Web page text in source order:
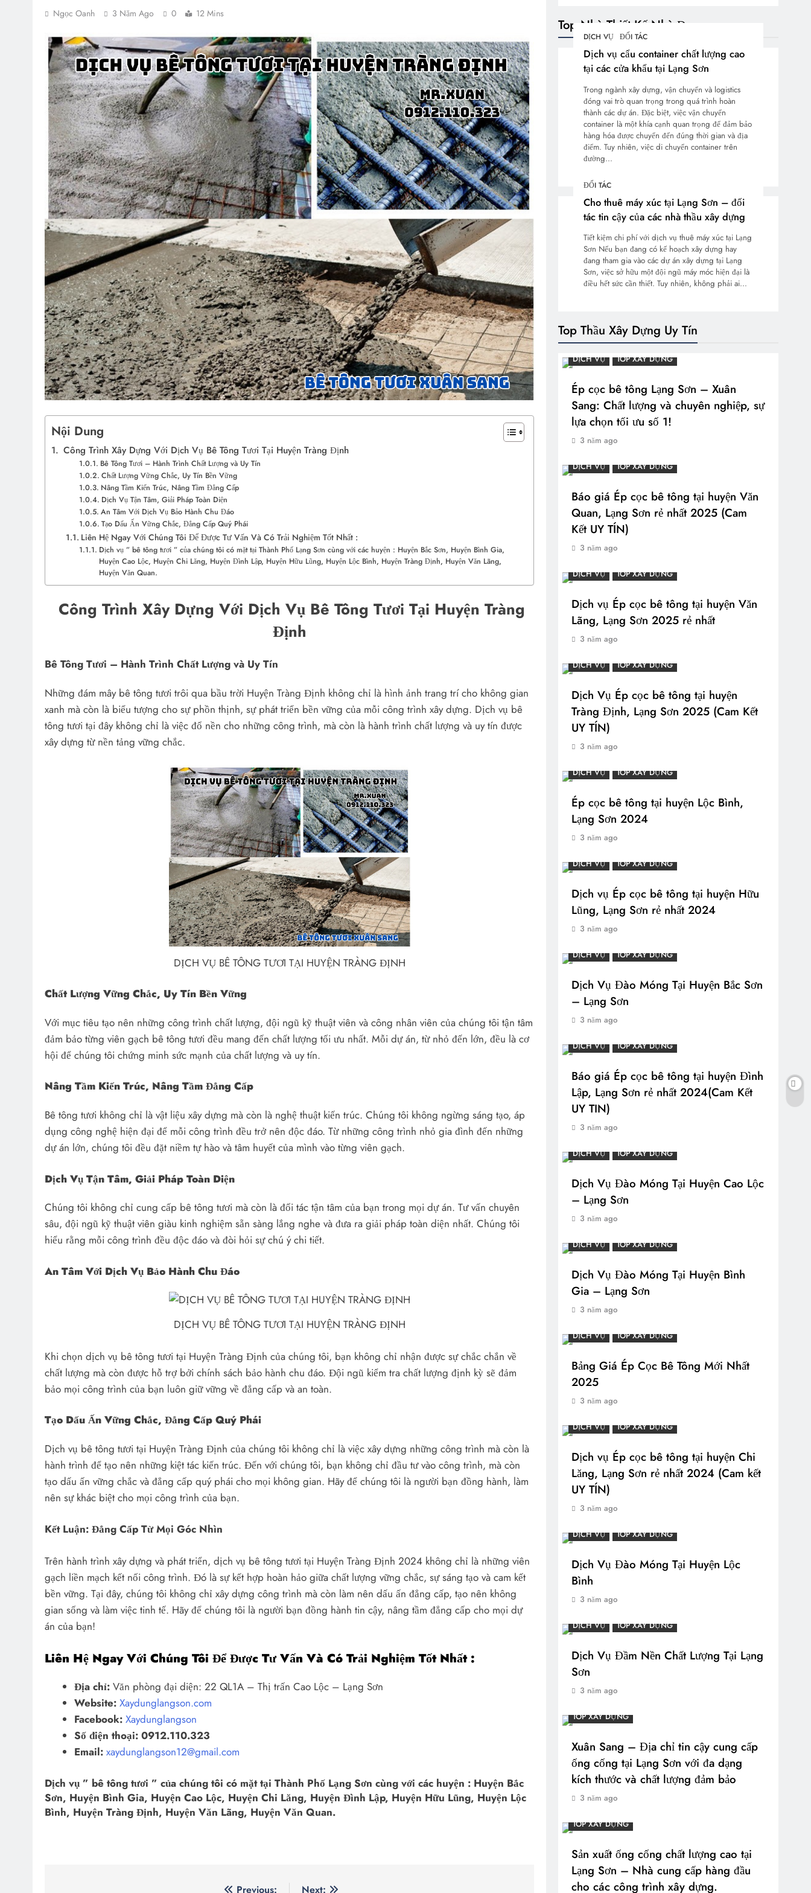
Ngọc Oanh 3 Năm Ago 0 12 Mins
Nội Dung
Công Trình Xây Dựng Với Dịch Vụ Bê Tông Tươi Tại Huyện Tràng Định
Bê Tông Tươi – Hành Trình Chất Lượng và Uy Tín
Chất Lượng Vững Chắc, Uy Tín Bền Vững
Nâng Tầm Kiến Trúc, Nâng Tầm Đẳng Cấp
Dịch Vụ Tận Tâm, Giải Pháp Toàn Diện
An Tâm Với Dịch Vụ Bảo Hành Chu Đáo
Tạo Dấu Ấn Vững Chắc, Đẳng Cấp Quý Phái
Liên Hệ Ngay Với Chúng Tôi Để Được Tư Vấn Và Có Trải Nghiệm Tốt Nhất :
Dịch vụ ” bê tông tươi ” của chúng tôi có mặt tại Thành Phố Lạng Sơn cùng với các huyện : Huyện Bắc Sơn, Huyện Bình Gia,
Huyện Cao Lộc, Huyện Chi Lăng, Huyện Đình Lập, Huyện Hữu Lũng, Huyện Lộc Bình, Huyện Tràng Định, Huyện Văn Lãng,
Huyện Văn Quan.
Công Trình Xây Dựng Với Dịch Vụ Bê Tông Tươi Tại Huyện Tràng
Định
Bê Tông Tươi – Hành Trình Chất Lượng và Uy Tín
Những đám mây bê tông tươi trôi qua bầu trời Huyện Tràng Định không chỉ là hình ảnh trang trí cho không gian
xanh mà còn là biểu tượng cho sự phồn thịnh, sự phát triển bền vững của mỗi công trình xây dựng. Dịch vụ bê
tông tươi tại đây không chỉ là việc đổ nền cho những công trình, mà còn là hành trình chất lượng và uy tín được
xây dựng từ nền tảng vững chắc.
DỊCH VỤ BÊ TÔNG TƯƠI TẠI HUYỆN TRÀNG ĐỊNH
Chất Lượng Vững Chắc, Uy Tín Bền Vững
Với mục tiêu tạo nên những công trình chất lượng, đội ngũ kỹ thuật viên và công nhân viên của chúng tôi tận tâm
đảm bảo từng viên gạch bê tông tươi đều mang đến chất lượng tối ưu nhất. Mỗi dự án, từ nhỏ đến lớn, đều là cơ
hội để chúng tôi chứng minh sức mạnh của chất lượng và uy tín.
Nâng Tầm Kiến Trúc, Nâng Tầm Đẳng Cấp
Bê tông tươi không chỉ là vật liệu xây dựng mà còn là nghệ thuật kiến trúc. Chúng tôi không ngừng sáng tạo, áp
dụng công nghệ hiện đại để mỗi công trình đều trở nên độc đáo. Từ những công trình nhỏ gia đình đến những
dự án lớn, chúng tôi đều đặt niềm tự hào và tâm huyết của mình vào từng viên gạch.
Dịch Vụ Tận Tâm, Giải Pháp Toàn Diện
Chúng tôi không chỉ cung cấp bê tông tươi mà còn là đối tác tận tâm của bạn trong mọi dự án. Tư vấn chuyên
sâu, đội ngũ kỹ thuật viên giàu kinh nghiệm sẵn sàng lắng nghe và đưa ra giải pháp toàn diện nhất. Chúng tôi
hiểu rằng mỗi công trình đều độc đáo và đòi hỏi sự chú ý chi tiết.
An Tâm Với Dịch Vụ Bảo Hành Chu Đáo
DỊCH VỤ BÊ TÔNG TƯƠI TẠI HUYỆN TRÀNG ĐỊNH
Khi chọn dịch vụ bê tông tươi tại Huyện Tràng Định của chúng tôi, bạn không chỉ nhận được sự chắc chắn về
chất lượng mà còn được hỗ trợ bởi chính sách bảo hành chu đáo. Đội ngũ kiểm tra chất lượng định kỳ sẽ đảm
bảo mọi công trình của bạn luôn giữ vững về đẳng cấp và an toàn.
Tạo Dấu Ấn Vững Chắc, Đẳng Cấp Quý Phái
Dịch vụ bê tông tươi tại Huyện Tràng Định của chúng tôi không chỉ là việc xây dựng những công trình mà còn là
hành trình để tạo nên những kiệt tác kiến trúc. Đến với chúng tôi, bạn không chỉ đầu tư vào công trình, mà còn
tạo dấu ấn vững chắc và đẳng cấp quý phái cho mọi không gian. Hãy để chúng tôi là người bạn đồng hành, làm
nên sự khác biệt cho mọi công trình của bạn.
Kết Luận: Đẳng Cấp Từ Mọi Góc Nhìn
Trên hành trình xây dựng và phát triển, dịch vụ bê tông tươi tại Huyện Tràng Định 2024 không chỉ là những viên
gạch liền mạch kết nối công trình. Đó là sự kết hợp hoàn hảo giữa chất lượng vững chắc, sự sáng tạo và cam kết
bền vững. Tại đây, chúng tôi không chỉ xây dựng công trình mà còn làm nên dấu ấn đẳng cấp, tạo nên không
gian sống và làm việc tinh tế. Hãy để chúng tôi là người bạn đồng hành tin cậy, nâng tầm đẳng cấp cho mọi dự
án của bạn!
Liên Hệ Ngay Với Chúng Tôi Để Được Tư Vấn Và Có Trải Nghiệm Tốt Nhất :
Địa chỉ:Văn phòng đại diện: 22 QL1A – Thị trấn Cao Lộc – Lạng Sơn
Website: Xaydunglangson.com
Facebook: Xaydunglangson
Số điện thoại: 0912.110.323
Email: xaydunglangson12@gmail.com
Dịch vụ ” bê tông tươi ” của chúng tôi có mặt tại Thành Phố Lạng Sơn cùng với các huyện : Huyện Bắc
Sơn, Huyện Bình Gia, Huyện Cao Lộc, Huyện Chi Lăng, Huyện Đình Lập, Huyện Hữu Lũng, Huyện Lộc
Bình, Huyện Tràng Định, Huyện Văn Lãng, Huyện Văn Quan.
Previous: Next:
Top Nhà Thiết Kế Nhà Đẹp
DỊCH VỤ ĐỐI TÁC
Dịch vụ cẩu container chất lượng cao
tại các cửa khẩu tại Lạng Sơn
Trong ngành xây dựng, vận chuyển và logistics
đóng vai trò quan trọng trong quá trình hoàn
thành các dự án. Đặc biệt, việc vận chuyển
container là một khía cạnh quan trọng để đảm bảo
hàng hóa được chuyển đến đúng thời gian và địa
điểm. Tuy nhiên, việc di chuyển container trên
đường…
ĐỐI TÁC
Cho thuê máy xúc tại Lạng Sơn – đối
tác tin cậy của các nhà thầu xây dựng
Tiết kiệm chi phí với dịch vụ thuê máy xúc tại Lạng
Sơn Nếu bạn đang có kế hoạch xây dựng hay
đang tham gia vào các dự án xây dựng tại Lạng
Sơn, việc sở hữu một đội ngũ máy móc hiện đại là
điều hết sức cần thiết. Tuy nhiên, không phải ai…
Top Thầu Xây Dựng Uy Tín
DỊCH VỤ TOP XÂY DỰNG
Ép cọc bê tông Lạng Sơn – Xuân
Sang: Chất lượng và chuyên nghiệp, sự
lựa chọn tối ưu số 1!
3 năm ago
DỊCH VỤ TOP XÂY DỰNG
Báo giá Ép cọc bê tông tại huyện Văn
Quan, Lạng Sơn rẻ nhất 2025 (Cam
Kết UY TÍN)
3 năm ago
DỊCH VỤ TOP XÂY DỰNG
Dịch vụ Ép cọc bê tông tại huyện Văn
Lãng, Lạng Sơn 2025 rẻ nhất
3 năm ago
DỊCH VỤ TOP XÂY DỰNG
Dịch Vụ Ép cọc bê tông tại huyện
Tràng Định, Lạng Sơn 2025 (Cam Kết
UY TÍN)
3 năm ago
DỊCH VỤ TOP XÂY DỰNG
Ép cọc bê tông tại huyện Lộc Bình,
Lạng Sơn 2024
3 năm ago
DỊCH VỤ TOP XÂY DỰNG
Dịch vụ Ép cọc bê tông tại huyện Hữu
Lũng, Lạng Sơn rẻ nhất 2024
3 năm ago
DỊCH VỤ TOP XÂY DỰNG
Dịch Vụ Đào Móng Tại Huyện Bắc Sơn
– Lạng Sơn
3 năm ago
DỊCH VỤ TOP XÂY DỰNG
Báo giá Ép cọc bê tông tại huyện Đình
Lập, Lạng Sơn rẻ nhất 2024(Cam Kết
UY TIN)
3 năm ago
DỊCH VỤ TOP XÂY DỰNG
Dịch Vụ Đào Móng Tại Huyện Cao Lộc
– Lạng Sơn
3 năm ago
DỊCH VỤ TOP XÂY DỰNG
Dịch Vụ Đào Móng Tại Huyện Bình
Gia – Lạng Sơn
3 năm ago
DỊCH VỤ TOP XÂY DỰNG
Bảng Giá Ép Cọc Bê Tông Mới Nhất
2025
3 năm ago
DỊCH VỤ TOP XÂY DỰNG
Dịch vụ Ép cọc bê tông tại huyện Chi
Lăng, Lạng Sơn rẻ nhất 2024 (Cam kết
UY TÍN)
3 năm ago
DỊCH VỤ TOP XÂY DỰNG
Dịch Vụ Đào Móng Tại Huyện Lộc
Bình
3 năm ago
DỊCH VỤ TOP XÂY DỰNG
Dịch Vụ Đầm Nền Chất Lượng Tại Lạng
Sơn
3 năm ago
TOP XÂY DỰNG
Xuân Sang – Địa chỉ tin cậy cung cấp
ống cống tại Lạng Sơn với đa dạng
kích thước và chất lượng đảm bảo
3 năm ago
TOP XÂY DỰNG
Sản xuất ống cống chất lượng cao tại
Lạng Sơn – Nhà cung cấp hàng đầu
cho các công trình xây dựng.